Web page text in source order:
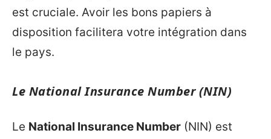
est cruciale. Avoir les bons papiers à
disposition facilitera votre intégration dans
le pays.
Le National Insurance Number (NIN)
Le National Insurance Number (NIN) est